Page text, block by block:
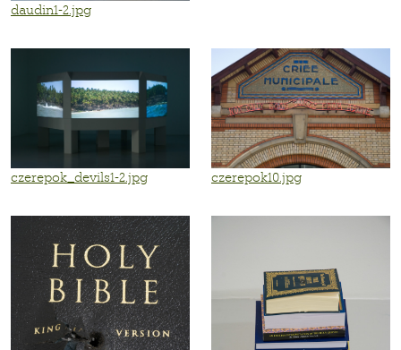
daudin1-2.jpg
czerepok_devils1-2.jpg czerepok10.jpg